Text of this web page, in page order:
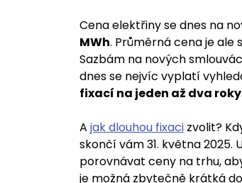
Cena elektřiny se dnes na
MWh. Průměrná cena je ale
Sazbám na nových
dnes se nejvíc vyplatí
fixací na jeden až dva roky.
A jak dlouhou fixaci zvolit?
skončí vám 31. května
porovnávat ceny na trhu,
je možná zbytečně krátká